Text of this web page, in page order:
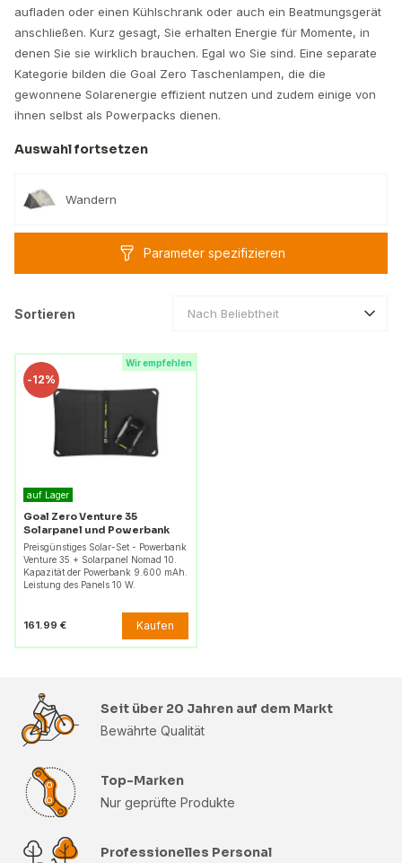
aufladen oder einen Kühlschrank oder auch ein Beatmungsgerät
anschließen. Kurz gesagt, Sie erhalten Energie für Momente, in
denen Sie sie wirklich brauchen. Egal wo Sie sind. Eine separate
Kategorie bilden die Goal Zero Taschenlampen, die die
gewonnene Solarenergie effizient nutzen und zudem einige von
ihnen selbst als Powerpacks dienen.
Auswahl fortsetzen
Wandern
Parameter spezifizieren
Sortieren Nach Beliebtheit
Wir empfehlen
-12%
auf Lager
Goal Zero Venture 35
Solarpanel und Powerbank
Preisgünstiges Solar-Set - Powerbank
Venture 35 + Solarpanel Nomad 10.
Kapazität der Powerbank 9.600 mAh.
Leistung des Panels 10 W.
161.99 € Kaufen
Seit über 20 Jahren auf dem Markt
Bewährte Qualität
Top-Marken
Nur geprüfte Produkte
Professionelles Personal